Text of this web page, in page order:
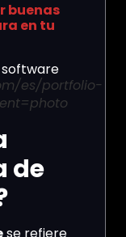
buenas
en tu
es/portfolio-
de